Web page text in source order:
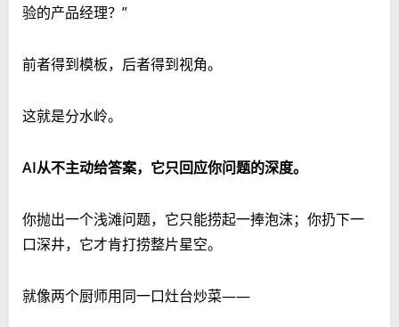
验的产品经理？”
前者得到模板，后者得到视角。
这就是分水岭。
AI从不主动给答案，它只回应你问题的深度。
你抛出一个浅滩问题，它只能捞起一捧泡沫；你扔下一
口深井，它才肯打捞整片星空。
就像两个厨师用同一口灶台炒菜——